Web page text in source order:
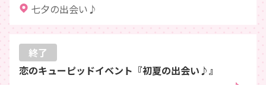
七夕の出会い♪
終了
恋のキューピッドイベント『初夏の出会い♪』